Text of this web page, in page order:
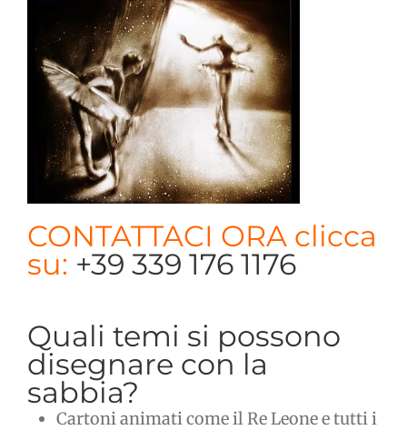
CONTATTACI ORA clicca
su: +39 339 176 1176
Quali temi si possono
disegnare con la
sabbia?
Cartoni animati come il Re Leone e tutti i